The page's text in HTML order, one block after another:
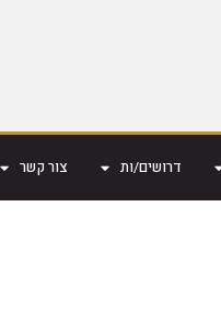
דרושים/ות צור קשר